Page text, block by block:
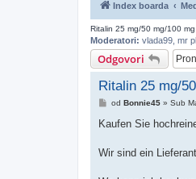
Index boarda
Ritalin 25 mg/50 mg/100
Moderatori: vlada99 mr
Odgovori
Ritalin 25 mg/
Post
od Bonnie45» Sub
Kaufen Sie
Wir sind ein